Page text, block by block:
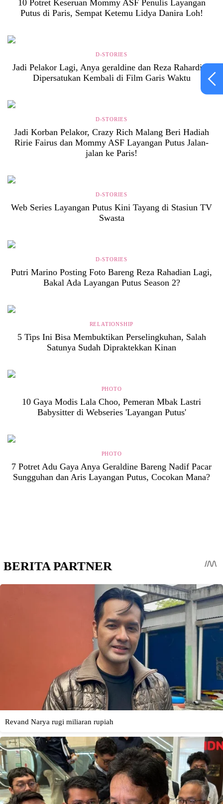
10 Potret Keseruan Mommy ASF Penulis Layangan
Putus di Paris, Sempat Ketemu Lidya Danira Loh!
D-STORIES
Jadi Pelakor Lagi, Anya geraldine dan Reza Rahardian
Dipersatukan Kembali di Film Garis Waktu
D-STORIES
Jadi Korban Pelakor, Crazy Rich Malang Beri Hadiah
Ririe Fairus dan Mommy ASF Layangan Putus Jalan-
jalan ke Paris!
D-STORIES
Web Series Layangan Putus Kini Tayang di Stasiun TV
Swasta
D-STORIES
Putri Marino Posting Foto Bareng Reza Rahadian Lagi,
Bakal Ada Layangan Putus Season 2?
RELATIONSHIP
5 Tips Ini Bisa Membuktikan Perselingkuhan, Salah
Satunya Sudah Dipraktekkan Kinan
PHOTO
10 Gaya Modis Lala Choo, Pemeran Mbak Lastri
Babysitter di Webseries 'Layangan Putus'
PHOTO
7 Potret Adu Gaya Anya Geraldine Bareng Nadif Pacar
Sungguhan dan Aris Layangan Putus, Cocokan Mana?